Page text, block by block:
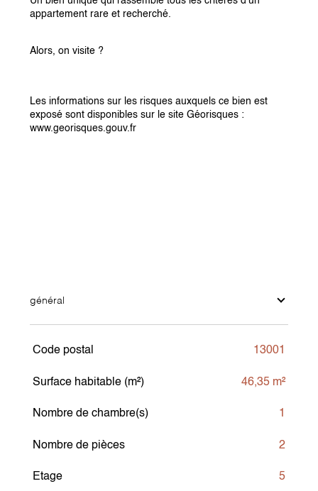
appartement rare et recherché.
Alors, on visite ?
Les informations sur les risques auxquels ce bien est
exposé sont disponibles sur le site Géorisques :
www.georisques.gouv.fr
général
TRAD_SIROCCO_Caracteristique
Code postal 13001
Surface habitable (m²) 46,35 m²
Nombre de chambre(s) 1
Nombre de pièces 2
Etage 5